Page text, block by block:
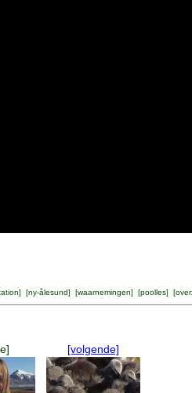
] [ny-ålesund] [waarnemingen] [poolles] [
[volgende]